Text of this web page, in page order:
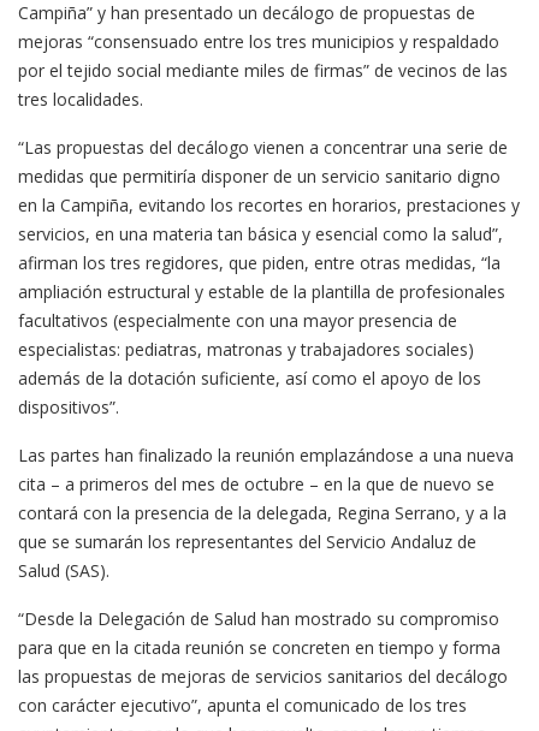
Campiña” y han presentado un decálogo de propuestas de
mejoras “consensuado entre los tres municipios y respaldado
por el tejido social mediante miles de firmas” de vecinos de las
tres localidades.
“Las propuestas del decálogo vienen a concentrar una serie de
medidas que permitiría disponer de un servicio sanitario digno
en la Campiña, evitando los recortes en horarios, prestaciones y
servicios, en una materia tan básica y esencial como la salud”,
afirman los tres regidores, que piden, entre otras medidas, “la
ampliación estructural y estable de la plantilla de profesionales
facultativos (especialmente con una mayor presencia de
especialistas: pediatras, matronas y trabajadores sociales)
además de la dotación suficiente, así como el apoyo de los
dispositivos”.
Las partes han finalizado la reunión emplazándose a una nueva
cita – a primeros del mes de octubre – en la que de nuevo se
contará con la presencia de la delegada, Regina Serrano, y a la
que se sumarán los representantes del Servicio Andaluz de
Salud (SAS).
“Desde la Delegación de Salud han mostrado su compromiso
para que en la citada reunión se concreten en tiempo y forma
las propuestas de mejoras de servicios sanitarios del decálogo
con carácter ejecutivo”, apunta el comunicado de los tres